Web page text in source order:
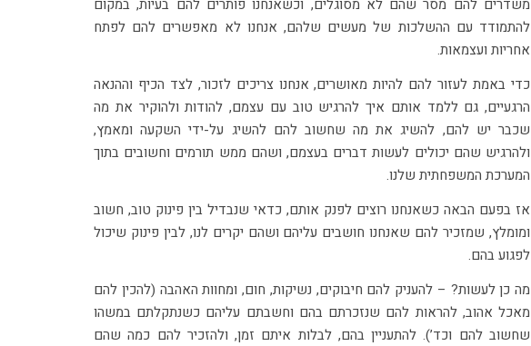
משדרים להם מסר שהם לא מסוגלים, וכשאנחנו פותרים להם בעיות, במקום
להתמודד עם ההשלכות של מעשים שלהם, אנחנו לא מאפשרים להם לפתח
אחריות ועצמאות.
כדי באמת לעזור להם להיות מאושרים, אנחנו צריכים לזכור, לצד הכיף וההנאה
הרגעיים, גם ללמד אותם איך להרגיש טוב עם עצמם, להודות ולהוקיר את מה
שכבר יש להם, להשיג את מה שחשוב להם להשיג על-ידי השקעה ומאמץ,
ולהרגיש שהם יכולים לעשות דברים בעצמם, ושהם ממש תורמים וחשובים בתוך
המערכת המשפחתית שלנו.
אז בפעם הבאה כשאנחנו רוצים לפנק אותם, כדאי שנבדיל בין פינוק טוב, חשוב
ומומלץ, שמזכיר להם שאנחנו חושבים עליהם ושהם יקרים לנו, לבין פינוק שיכול
לפגוע בהם.
מה כן לעשות? – להעניק להם חיבוקים, נשיקות, חום, ומחוות האהבה (להכין להם
מאכל אהוב, להראות להם שנזכרתם בהם וחשבתם עליהם כשנתקלתם במשהו
שחשוב להם וכד’). להתעניין בהם, לבלות איתם זמן, ולהזכיר להם כמה שהם